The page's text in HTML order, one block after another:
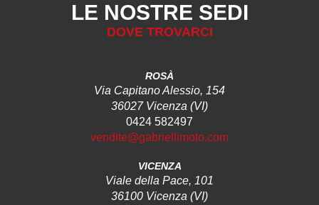
LE NOSTRE SEDI
DOVE TROVARCI
ROSÀ
Via Capitano Alessio, 154
36027 Vicenza (VI)
0424 582497
vendite@gabriellimoto.com
VICENZA
Viale della Pace, 101
36100 Vicenza (VI)